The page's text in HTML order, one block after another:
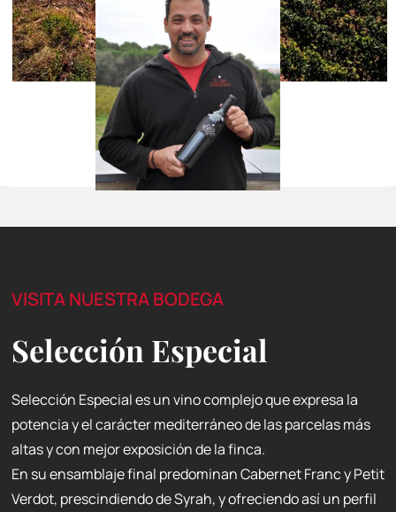
VISITA NUESTRA BODEGA
Selección Especial
Selección Especial es un vino complejo que expresa la
potencia y el carácter mediterráneo de las parcelas más
altas y con mejor exposición de la finca.
En su ensamblaje final predominan Cabernet Franc y Petit
Verdot, prescindiendo de Syrah, y ofreciendo así un perfil